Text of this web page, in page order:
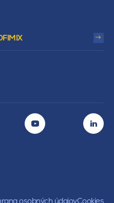
osobných údajovCookies